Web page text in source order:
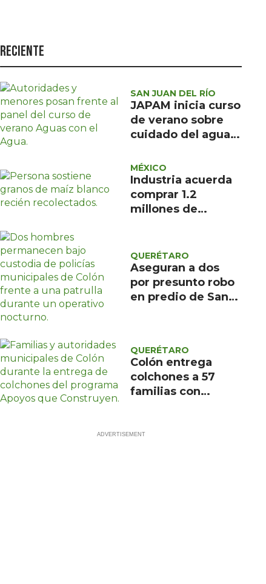
Política
Asuntos Sociales
Reciente
SAN JUAN DEL RÍO
JAPAM inicia curso
de verano sobre
cuidado del agua
niños
MÉXICO
Industria acuerda
comprar 1.2
millones de
QUERÉTARO
Aseguran a dos
por presunto robo
en predio de San
QUERÉTARO
Colón entrega
colchones a 57
familias con